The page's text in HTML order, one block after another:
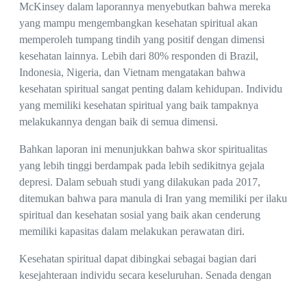
McKinsey dalam laporannya menyebutkan bahwa mereka
yang mampu mengembangkan kesehatan spiritual akan
memperoleh tumpang tindih yang positif dengan dimensi
kesehatan lainnya. Lebih dari 80% responden di Brazil,
Indonesia, Nigeria, dan Vietnam mengatakan bahwa
kesehatan spiritual sangat penting dalam kehidupan. Individu
yang memiliki kesehatan spiritual yang baik tampaknya
melakukannya dengan baik di semua dimensi.
Bahkan laporan ini menunjukkan bahwa skor spiritualitas
yang lebih tinggi berdampak pada lebih sedikitnya gejala
depresi. Dalam sebuah studi yang dilakukan pada 2017,
ditemukan bahwa para manula di Iran yang memiliki per ilaku
spiritual dan kesehatan sosial yang baik akan cenderung
memiliki kapasitas dalam melakukan perawatan diri.
Kesehatan spiritual dapat dibingkai sebagai bagian dari
kesejahteraan individu secara keseluruhan. Senada dengan